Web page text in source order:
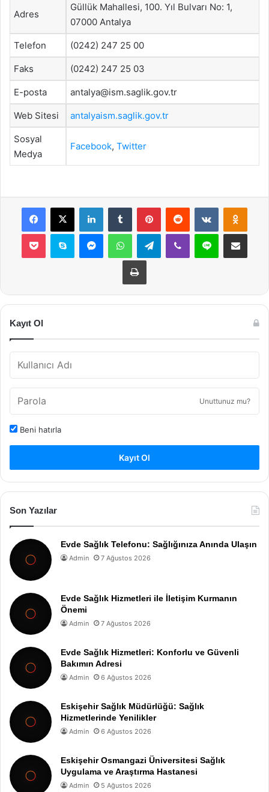
Adres
Güllük Mahallesi, 100. Yıl Bulvarı No: 1,
07000 Antalya
Telefon (0242) 247 25 00
Faks (0242) 247 25 03
E-posta antalya@ism.saglik.gov.tr
Web Sitesi antalyaism.saglik.gov.tr
Sosyal
Medya
Facebook, Twitter
Facebook
X LinkedInTumblr PinterestReddit VKontakte
Pocket Skype MessengerWhatsAppTelegramViber Line E-Posta ile
Yazdır
Kayıt Ol
Unuttunuz mu?
Beni hatırla
Kayıt Ol
Son Yazılar
Evde Sağlık Telefonu: Sağlığınıza Anında Ulaşın
Admin 7 Ağustos 2026
Evde Sağlık Hizmetleri ile İletişim Kurmanın
Önemi
Admin 7 Ağustos 2026
Evde Sağlık Hizmetleri: Konforlu ve Güvenli
Bakımın Adresi
Admin 6 Ağustos 2026
Eskişehir Sağlık Müdürlüğü: Sağlık
Hizmetlerinde Yenilikler
Admin 6 Ağustos 2026
Eskişehir Osmangazi Üniversitesi Sağlık
Uygulama ve Araştırma Hastanesi
Admin 5 Ağustos 2026